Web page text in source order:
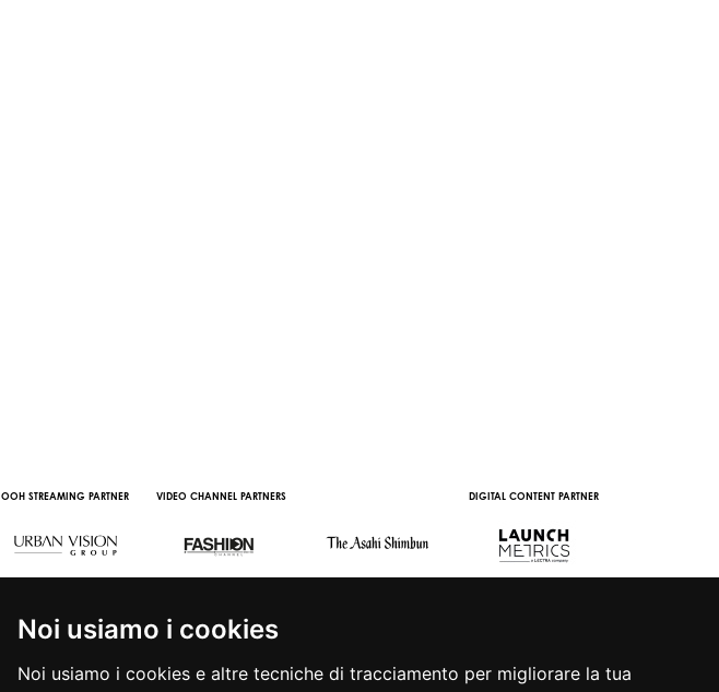
Noi usiamo i cookies
Noi usiamo i cookies e altre tecniche di tracciamento per migliorare la tua
OOH STREAMING PARTNER VIDEO CHANNEL PARTNERS DIGITAL CONTENT PARTNER